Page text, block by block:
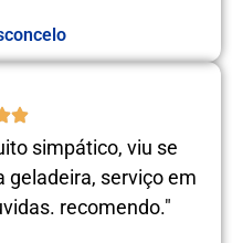
simpático, viu se
serviço em
recomendo."